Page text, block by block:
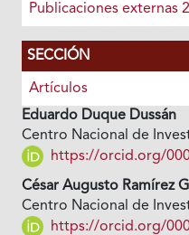
Publicaciones externas
SECCIÓN
Artículos
Eduardo Duque Dussán
Centro Nacional de
https://orcid.org/
César Augusto Ramírez
Centro Nacional de
https://orcid.org/